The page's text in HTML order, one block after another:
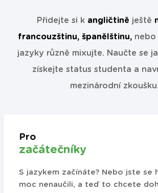
Přidejte si k angličtině ještě
francouzštinu, španělštinu,nebo
jazyky různě mixujte. Naučte se
získejte status studenta a
mezinárodní zkoušku.
Pro
začátečníky
S jazykem začínáte? Nebo jste se
moc nenaučili, a teď to chcete